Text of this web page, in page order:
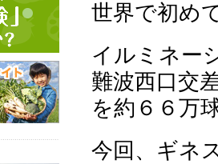
世界で初め
イルミネー
難波西口交
を約６６万
今回、ギネ